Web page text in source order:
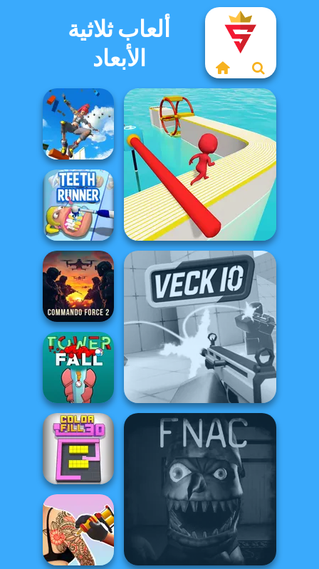
ألعاب ثلاثية
الأبعاد
Fun Race 3D
Veck.io
Only Up 3D
Parkour Go
Ascend
Teeth Runner
Commando
Force 2
Tower Fall
Color Fill 3D